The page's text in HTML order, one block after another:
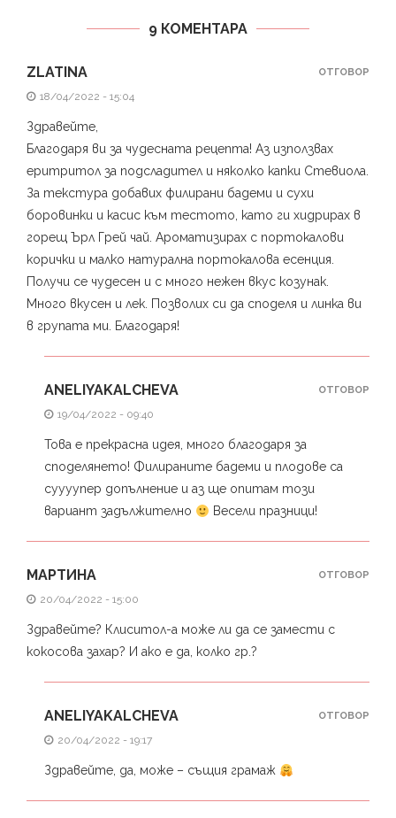
9 КОМЕНТАРА
ZLATINA
18/04/2022 - 15:04
Здравейте,
Благодаря ви за чудесната рецепта! Аз използвах
еритритол за подсладител и няколко капки Стевиола.
За текстура добавих филирани бадеми и сухи
боровинки и касис към тестото, като ги хидрирах в
горещ Ърл Грей чай. Ароматизирах с портокалови
корички и малко натурална портокалова есенция.
Получи се чудесен и с много нежен вкус козунак.
Много вкусен и лек. Позволих си да споделя и линка ви
в групата ми. Благодаря!
ОТГОВОР
ANELIYAKALCHEVA
19/04/2022 - 09:40
Това е прекрасна идея, много благодаря за
споделянето! Филираните бадеми и плодове са
суууупер допълнение и аз ще опитам този
вариант задължително
Весели празници!
ОТГОВОР
МАРТИНА
20/04/2022 - 15:00
Здравейте? Клиситол-а може ли да се замести с
кокосова захар? И ако е да, колко гр.?
ОТГОВОР
ANELIYAKALCHEVA
20/04/2022 - 19:17
Здравейте, да, може – същия грамаж
ОТГОВОР